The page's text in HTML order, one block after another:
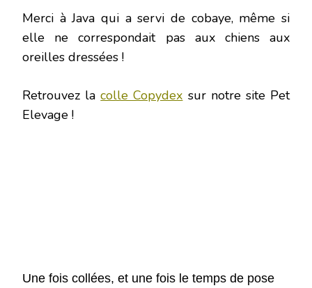
Merci à Java qui a servi de cobaye, même si
elle ne correspondait pas aux chiens aux
oreilles dressées !
Retrouvez lacolle Copydex sur notre site Pet
Elevage !
Une fois collées, et une fois le temps de pose